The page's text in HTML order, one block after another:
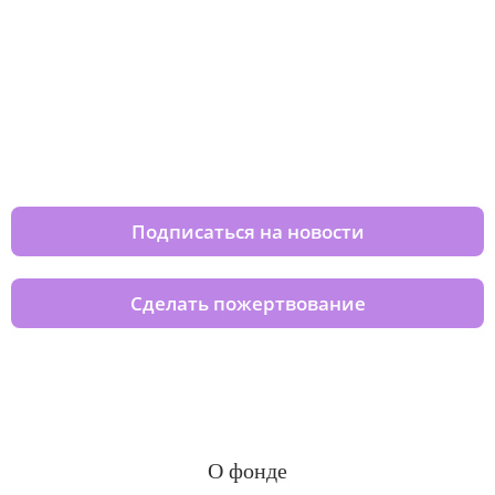
Подписаться на новости
Сделать пожертвование
О фонде